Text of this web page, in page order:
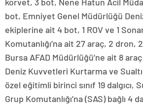
bot, Emniyet Genel Müdürlüğü
ekiplerine ait 4 bot, 1 ROV ve 1
Komutanlığı’na ait 27 araç, 2 dron,
Bursa AFAD Müdürlüğü’ne ait 8
Deniz Kuvvetleri Kurtarma ve Sualtı
özel eğitimli birinci sınıf 19 dalgıcı,
Grup Komutanlığı’na (SAS) bağlı 4